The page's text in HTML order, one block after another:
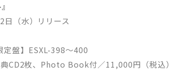
（水）リリース
定盤】ESXL-398〜400
CD2枚、Photo Book付／11,000円（税込）